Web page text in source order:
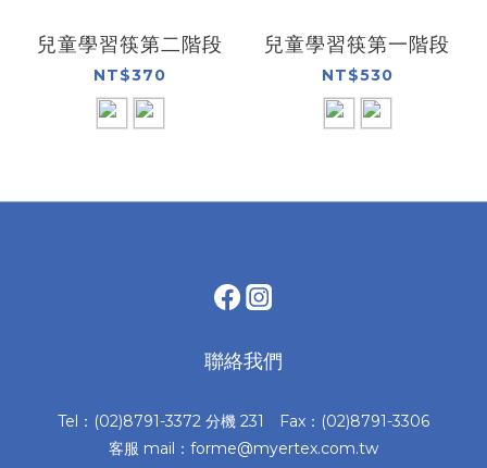
兒童學習筷第二階段
NT$370
兒童學習筷第一階段
NT$530
聯絡我們
Tel：(02)8791-3372 分機 231 Fax：(02)8791-3306
客服 mail：forme@myertex.com.tw